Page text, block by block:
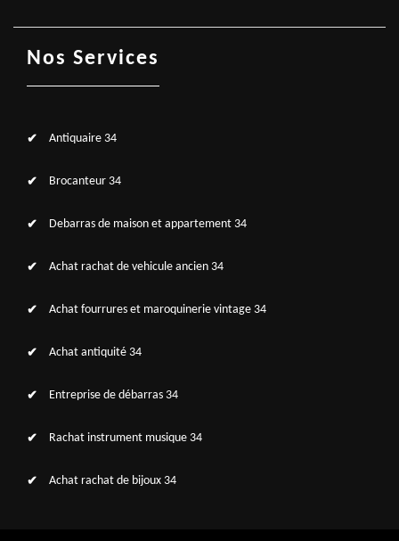
Nos Services
Antiquaire 34
Brocanteur 34
Debarras de maison et appartement 34
Achat rachat de vehicule ancien 34
Achat fourrures et maroquinerie vintage 34
Achat antiquité 34
Entreprise de débarras 34
Rachat instrument musique 34
Achat rachat de bijoux 34